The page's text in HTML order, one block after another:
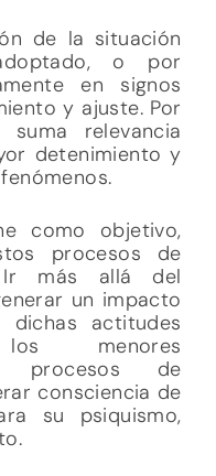
de la situación
o por
en signos
y ajuste. Por
relevancia
detenimiento y
como objetivo,
procesos de
Ir más allá del
un impacto
actitudes
menores
procesos de
consciencia de
su psiquismo,